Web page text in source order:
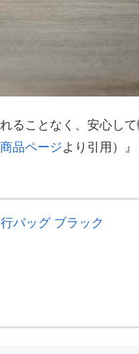
ることなく、安心し
品ページより引用）
バッグ ブラック